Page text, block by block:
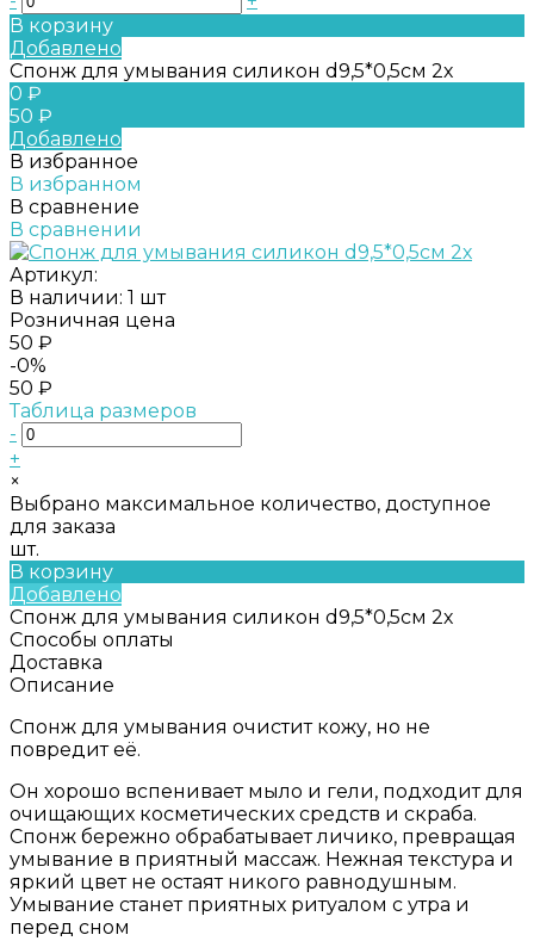
В корзину
Добавлено
Спонж для умывания силикон d9,5*0,5см 2х
0 ₽
50 ₽
Добавлено
В избранное
В избранном
В сравнение
В сравнении
Артикул:
В наличии: 1 шт
Розничная цена
50 ₽
-0%
50 ₽
Таблица размеров
-
+
×
Выбрано максимальное количество, доступное
для заказа
шт.
В корзину
Добавлено
Спонж для умывания силикон d9,5*0,5см 2х
Способы оплаты
Доставка
Описание
Спонж для умывания очистит кожу, но не
повредит её.
Он хорошо вспенивает мыло и гели, подходит для
очищающих косметических средств и скраба.
Спонж бережно обрабатывает личико, превращая
умывание в приятный массаж. Нежная текстура и
яркий цвет не остаят никого равнодушным.
Умывание станет приятных ритуалом с утра и
перед сном